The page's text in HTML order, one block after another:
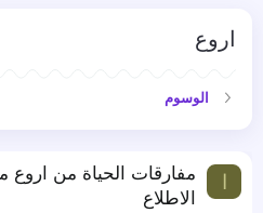
اروع
الوسوم
ا
مفارقات الحياة من اروع
الاطلاع